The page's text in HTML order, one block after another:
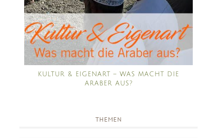
KULTUR & EIGENART – WAS MACHT DIE
ARABER AUS?
THEMEN